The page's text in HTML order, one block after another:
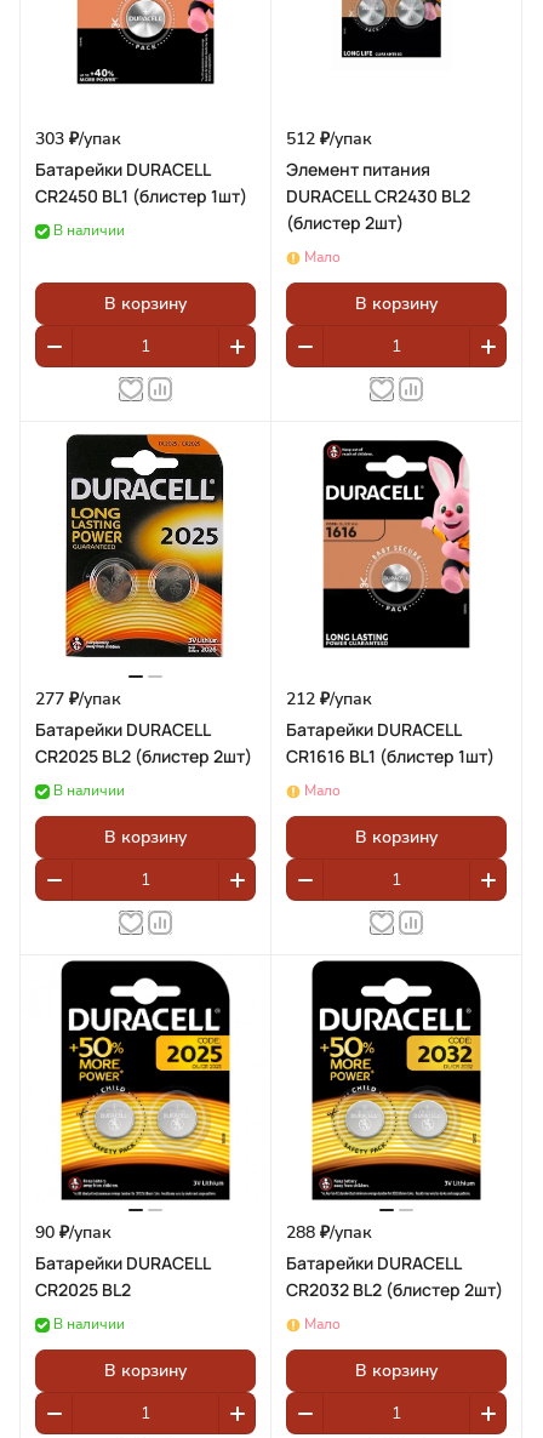
303 ₽/упак
Батарейки DURACELL
CR2450 BL1 (блистер 1шт)
В наличии
В корзину
512 ₽/упак
Элемент питания
DURACELL CR2430 BL2
(блистер 2шт)
Мало
В корзину
277 ₽/упак
Батарейки DURACELL
CR2025 BL2 (блистер 2шт)
В наличии
В корзину
212 ₽/упак
Батарейки DURACELL
CR1616 BL1 (блистер 1шт)
Мало
В корзину
90 ₽/упак
Батарейки DURACELL
CR2025 BL2
В наличии
В корзину
288 ₽/упак
Батарейки DURACELL
CR2032 BL2 (блистер 2шт)
Мало
В корзину